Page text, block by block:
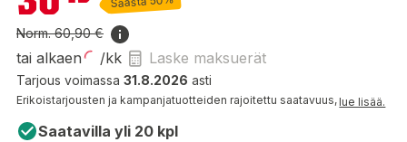
Norm.60,90 €
tai alkaen /kk Laske maksuerät
Tarjous voimassa 31.8.2026 asti
Erikoistarjousten ja kampanjatuotteiden rajoitettu saatavuus,lue lisää.
Saatavilla yli 20 kpl